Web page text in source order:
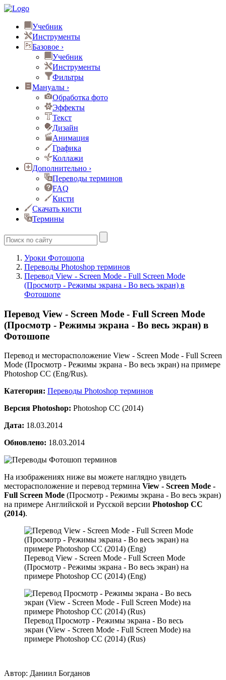
Учебник
Инструменты
Базовое ›
Учебник
Инструменты
Фильтры
Мануалы ›
Обработка фото
Эффекты
Текст
Дизайн
Анимация
Графика
Коллажи
Дополнительно ›
Переводы терминов
FAQ
Кисти
Скачать кисти
Термины
Уроки Фотошопа
Переводы Photoshop терминов
Перевод View - Screen Mode - Full Screen Mode
(Просмотр - Режимы экрана - Во весь экран) в
Фотошопе
Перевод View - Screen Mode - Full Screen Mode
(Просмотр - Режимы экрана - Во весь экран) в
Фотошопе
Перевод и месторасположение View - Screen Mode - Full Screen
Mode (Просмотр - Режимы экрана - Во весь экран) на примере
Photoshop CC (Eng/Rus).
Категория: Переводы Photoshop терминов
Версия Photoshop: Photoshop CC (2014)
Дата: 18.03.2014
Обновлено: 18.03.2014
На изображениях ниже вы можете наглядно увидеть
месторасположение и перевод термина View - Screen Mode -
Full Screen Mode (Просмотр - Режимы экрана - Во весь экран)
на примере Английской и Русской версии Photoshop CC
(2014).
Перевод View - Screen Mode - Full Screen Mode
(Просмотр - Режимы экрана - Во весь экран) на
примере Photoshop CC (2014) (Eng)
Перевод Просмотр - Режимы экрана - Во весь
экран (View - Screen Mode - Full Screen Mode) на
примере Photoshop CC (2014) (Rus)
Автор: Даниил Богданов